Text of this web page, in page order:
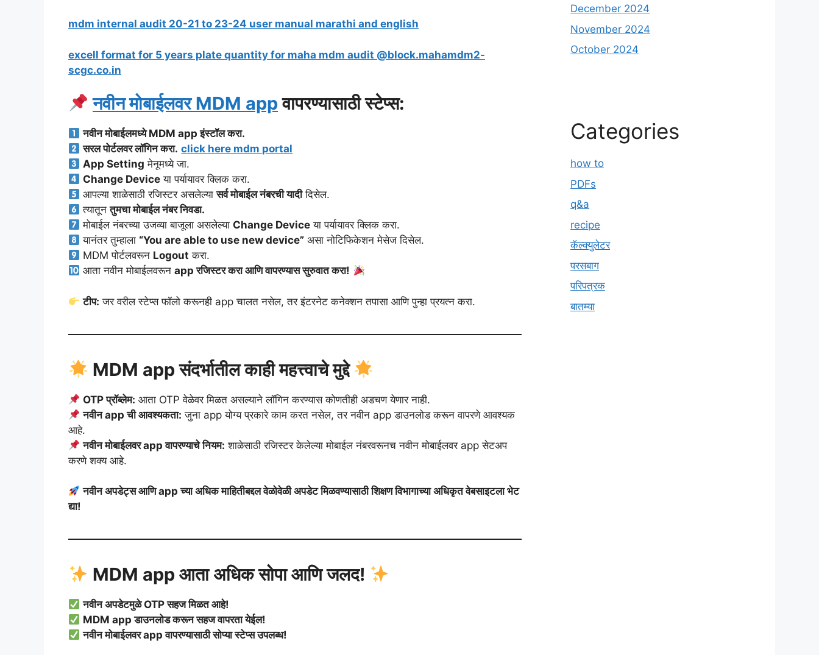
mdm internal audit 20-21 to 23-24 user manual marathi and english
excell format for 5 years plate quantity for maha mdm audit @block.mahamdm2-
scgc.co.in
नवीन मोबाईलवर MDM appवापरण्यासाठी स्टेप्स:
नवीन मोबाईलमध्ये MDM app इंस्टॉल करा.
सरल पोर्टलवर लॉगिन करा. click here mdm portal
App Setting मेनूमध्ये जा.
Change Device या पर्यायावर क्लिक करा.
आपल्या शाळेसाठी रजिस्टर असलेल्यासर्व मोबाईल नंबरची यादीदिसेल.
त्यातूनतुमचा मोबाईल नंबर निवडा.
मोबाईल नंबरच्या उजव्या बाजूला असलेल्या Change Device या पर्यायावर क्लिक करा.
यानंतर तुम्हाला “You are able to use new device” असा नोटिफिकेशन मेसेज दिसेल.
MDM पोर्टलवरून Logout करा.
आता नवीन मोबाईलवरूनapp रजिस्टर करा आणि वापरण्यास सुरुवात करा!
टीप: जर वरील स्टेप्स फॉलो करूनही app चालत नसेल, तर इंटरनेट कनेक्शन तपासा आणि पुन्हा प्रयत्न करा.
MDM app संदर्भातील काही महत्त्वाचे मुद्दे
OTP प्रॉब्लेम: आता OTP वेळेवर मिळत असल्याने लॉगिन करण्यास कोणतीही अडचण येणार नाही.
नवीन app ची आवश्यकता: जुना app योग्य प्रकारे काम करत नसेल, तर नवीन app डाउनलोड करून वापरणे आवश्यक
आहे.
नवीन मोबाईलवर app वापरण्याचे नियम: शाळेसाठी रजिस्टर केलेल्या मोबाईल नंबरवरूनच नवीन मोबाईलवर app सेटअप
करणे शक्य आहे.
नवीन अपडेट्स आणि app च्या अधिक माहितीबद्दल वेळोवेळी अपडेट मिळवण्यासाठी शिक्षण विभागाच्या अधिकृत वेबसाइटला भेट
द्या!
MDM app आता अधिक सोपा आणि जलद!
नवीन अपडेटमुळे OTP सहज मिळत आहे!
MDM app डाउनलोड करून सहज वापरता येईल!
नवीन मोबाईलवर app वापरण्यासाठी सोप्या स्टेप्स उपलब्ध!
December 2024
November 2024
October 2024
Categories
how to
PDFs
q&a
recipe
कॅल्क्युलेटर
परसबाग
परिपत्रक
बातम्या